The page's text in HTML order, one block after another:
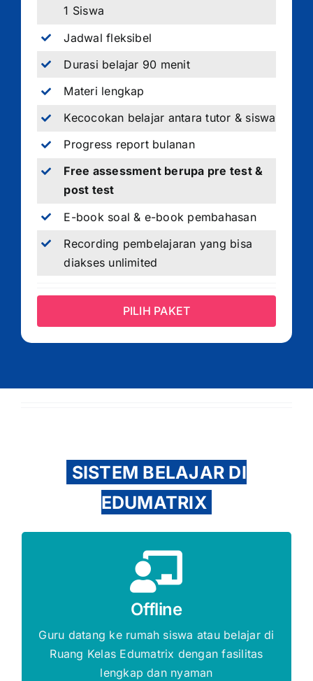
1 Siswa
Jadwal fleksibel
Durasi belajar 90 menit
Materi lengkap
Kecocokan belajar antara tutor & siswa
Progress report bulanan
Free assessment berupa pre test &
post test
E-book soal & e-book pembahasan
Recording pembelajaran yang bisa
diakses unlimited
PILIH PAKET
SISTEM BELAJAR DI
EDUMATRIX
Offline
Guru datang ke rumah siswa atau belajar di
Ruang Kelas Edumatrix dengan fasilitas
lengkap dan nyaman
Gratis Biaya Pendaftaran
DAFTAR SEKARANG